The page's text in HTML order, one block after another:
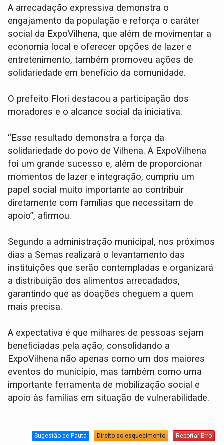
A arrecadação expressiva demonstra o
engajamento da população e reforça o caráter
social da ExpoVilhena, que além de movimentar a
economia local e oferecer opções de lazer e
entretenimento, também promoveu ações de
solidariedade em benefício da comunidade.
O prefeito Flori destacou a participação dos
moradores e o alcance social da iniciativa.
“Esse resultado demonstra a força da
solidariedade do povo de Vilhena. A ExpoVilhena
foi um grande sucesso e, além de proporcionar
momentos de lazer e integração, cumpriu um
papel social muito importante ao contribuir
diretamente com famílias que necessitam de
apoio”, afirmou.
Segundo a administração municipal, nos próximos
dias a Semas realizará o levantamento das
instituições que serão contempladas e organizará
a distribuição dos alimentos arrecadados,
garantindo que as doações cheguem a quem
mais precisa.
A expectativa é que milhares de pessoas sejam
beneficiadas pela ação, consolidando a
ExpoVilhena não apenas como um dos maiores
eventos do município, mas também como uma
importante ferramenta de mobilização social e
apoio às famílias em situação de vulnerabilidade.
Sugestão de Pauta Direito ao esquecimento Reportar Erro